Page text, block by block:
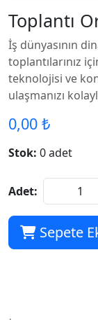
Toplantı
İş dünyasının
toplantılarınız
teknolojisi ve
ulaşmanızı
0,00 ₺
Stok: 0 adet
Adet:
Sepete